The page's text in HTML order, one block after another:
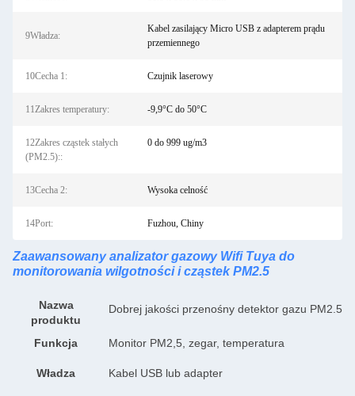
9Władza:
Kabel zasilający Micro USB z adapterem prądu
przemiennego
10Cecha 1: Czujnik laserowy
11Zakres temperatury: -9,9°C do 50°C
12Zakres cząstek stałych
(PM2.5)::
0 do 999 ug/m3
13Cecha 2: Wysoka celność
14Port: Fuzhou, Chiny
Zaawansowany analizator gazowy Wifi Tuya do
monitorowania wilgotności i cząstek PM2.5
Nazwa
produktu
Dobrej jakości przenośny detektor gazu PM2.5
Funkcja Monitor PM2,5, zegar, temperatura
Władza Kabel USB lub adapter